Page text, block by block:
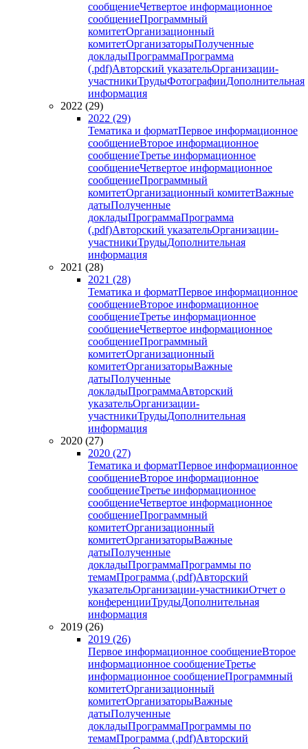
сообщениеЧетвертое информационное
сообщениеПрограммный
комитетОрганизационный
комитетОрганизаторыПолученные
докладыПрограммаПрограмма
(.pdf)Авторский указательОрганизации-
участникиТрудыФотографииДополнительная
информация
2022 (29)
2022 (29)
Тематика и форматПервое информационное
сообщениеВторое информационное
сообщениеТретье информационное
сообщениеЧетвертое информационное
сообщениеПрограммный
комитетОрганизационный комитетВажные
датыПолученные
докладыПрограммаПрограмма
(.pdf)Авторский указательОрганизации-
участникиТрудыДополнительная
информация
2021 (28)
2021 (28)
Тематика и форматПервое информационное
сообщениеВторое информационное
сообщениеТретье информационное
сообщениеЧетвертое информационное
сообщениеПрограммный
комитетОрганизационный
комитетОрганизаторыВажные
датыПолученные
докладыПрограммаАвторский
указательОрганизации-
участникиТрудыДополнительная
информация
2020 (27)
2020 (27)
Тематика и форматПервое информационное
сообщениеВторое информационное
сообщениеТретье информационное
сообщениеЧетвертое информационное
сообщениеПрограммный
комитетОрганизационный
комитетОрганизаторыВажные
датыПолученные
докладыПрограммаПрограммы по
темамПрограмма (.pdf)Авторский
указательОрганизации-участникиОтчет о
конференцииТрудыДополнительная
информация
2019 (26)
2019 (26)
Первое информационное сообщениеВторое
информационное сообщениеТретье
информационное сообщениеПрограммный
комитетОрганизационный
комитетОрганизаторыВажные
датыПолученные
докладыПрограммаПрограммы по
темамПрограмма (.pdf)Авторский